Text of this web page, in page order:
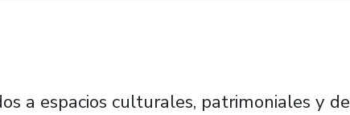
a espacios culturales, patrimoniales y de